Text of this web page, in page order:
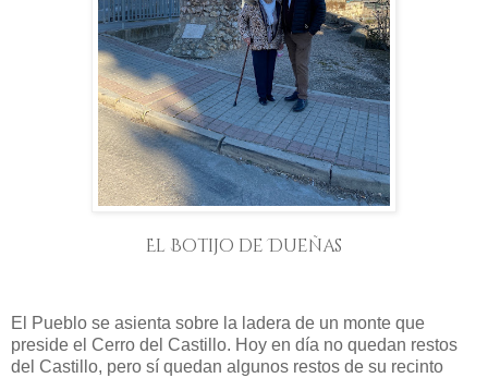
El Botijo de Dueñas
El Pueblo se asienta sobre la ladera de un monte que
preside el Cerro del Castillo. Hoy en día no quedan restos
del Castillo, pero sí quedan algunos restos de su recinto